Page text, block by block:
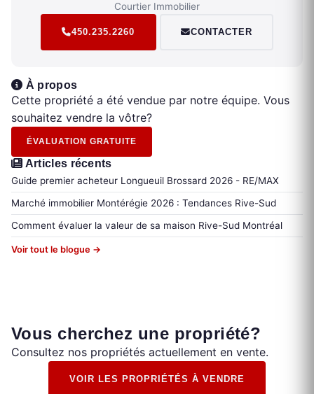
Courtier Immobilier
450.235.2260 CONTACTER
À propos
Cette propriété a été vendue par notre équipe. Vous
souhaitez vendre la vôtre?
ÉVALUATION GRATUITE
Articles récents
Guide premier acheteur Longueuil Brossard 2026 - RE/MAX
Marché immobilier Montérégie 2026 : Tendances Rive-Sud
Comment évaluer la valeur de sa maison Rive-Sud Montréal
Voir tout le blogue →
Vous cherchez une propriété?
Consultez nos propriétés actuellement en vente.
VOIR LES PROPRIÉTÉS À VENDRE